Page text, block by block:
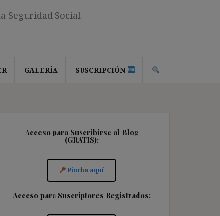
Seguridad Social
GALERÍA SUSCRIPCIÓN
Acceso para Suscribirse al Blog
(GRATIS):
Pincha aquí
Acceso para Suscriptores Registrados: